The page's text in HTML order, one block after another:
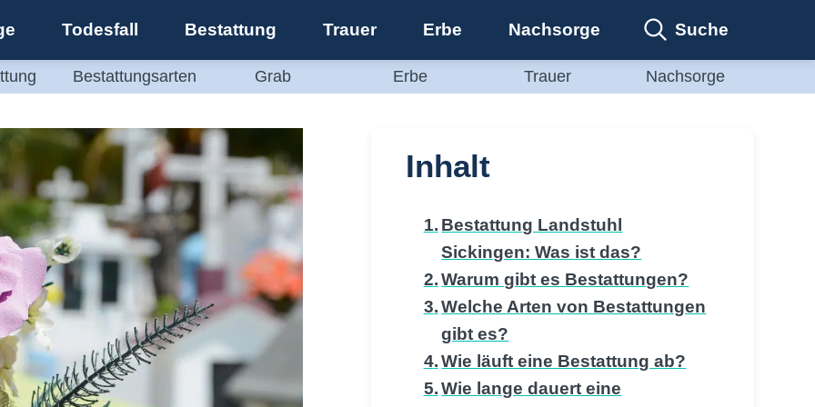
Todesfall Bestattung Trauer Erbe Nachsorge Suche
Bestattungsarten Grab Erbe Trauer Nachsorge
Inhalt
Bestattung Landstuhl
Sickingen: Was ist das?
Warum gibt es Bestattungen?
Welche Arten von Bestattungen
gibt es?
Wie läuft eine Bestattung ab?
Wie lange dauert eine